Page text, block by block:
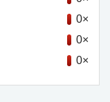
0×
0×
0×